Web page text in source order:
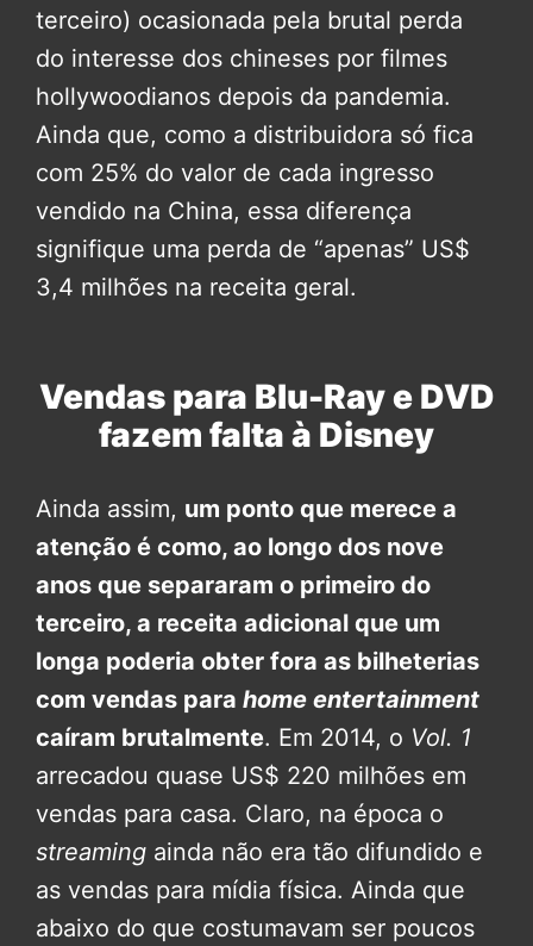
terceiro) ocasionada pela brutal perda
do interesse dos chineses por filmes
hollywoodianos depois da pandemia.
Ainda que, como a distribuidora só fica
com 25% do valor de cada ingresso
vendido na China, essa diferença
signifique uma perda de “apenas” US$
3,4 milhões na receita geral.
Vendas para Blu-Ray e DVD
fazem falta à Disney
Ainda assim, um ponto que merece a
atenção é como, ao longo dos nove
anos que separaram o primeiro do
terceiro, a receita adicional que um
longa poderia obter fora as bilheterias
com vendas para home entertainment
caíram brutalmente. Em 2014, o Vol. 1
arrecadou quase US$ 220 milhões em
vendas para casa. Claro, na época o
streaming ainda não era tão difundido e
as vendas para mídia física. Ainda que
abaixo do que costumavam ser poucos